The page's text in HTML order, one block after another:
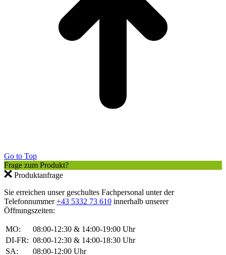
Go to Top
Frage zum Produkt?
Produktanfrage
Sie erreichen unser geschultes Fachpersonal unter der
Telefonnummer+43 5332 73 610 innerhalb unserer
Öffnungszeiten:
MO:
08:00-12:30 & 14:00-19:00 Uhr
DI-FR: 08:00-12:30 & 14:00-18:30 Uhr
SA:
08:00-12:00 Uhr